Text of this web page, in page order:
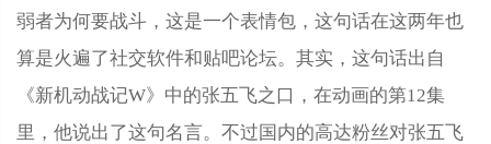
弱者为何要战斗，这是一个表情包，这句话在这两年也
算是火遍了社交软件和贴吧论坛。其实，这句话出自
《新机动战记W》中的张五飞之口，在动画的第12集
里，他说出了这句名言。不过国内的高达粉丝对张五飞